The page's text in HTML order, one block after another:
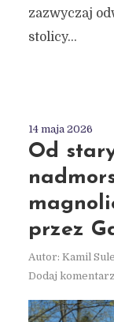
zazwyczaj
stolicy...
14 maja 2026
Od
przez
Autor: Kamil
Dodaj komentarz